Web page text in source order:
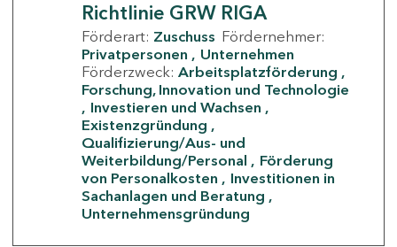
Richtlinie GRW RIGA
Förderart: Zuschuss Fördernehmer:
Privatpersonen
Unternehmen
Förderzweck: Arbeitsplatzförderung
Forschung, Innovation und Technologie
Investieren und Wachsen
Existenzgründung
Qualifizierung/Aus- und
Weiterbildung/Personal
Förderung
von Personalkosten
Investitionen in
Sachanlagen und Beratung
Unternehmensgründung